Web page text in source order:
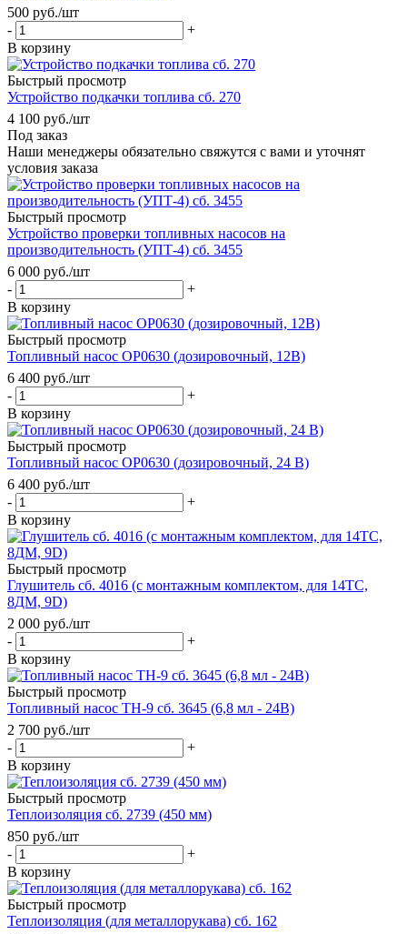
500 руб./шт
-
+
В корзину
Быстрый просмотр
Устройство подкачки топлива сб. 270
4 100 руб./шт
Под заказ
Наши менеджеры обязательно свяжутся с вами и уточнят
условия заказа
Быстрый просмотр
Устройство проверки топливных насосов на
производительность (УПТ-4) сб. 3455
6 000 руб./шт
-
+
В корзину
Быстрый просмотр
Топливный насос ОР0630 (дозировочный, 12В)
6 400 руб./шт
-
+
В корзину
Быстрый просмотр
Топливный насос ОР0630 (дозировочный, 24 В)
6 400 руб./шт
-
+
В корзину
Быстрый просмотр
Глушитель сб. 4016 (с монтажным комплектом, для 14ТС,
8ДМ, 9D)
2 000 руб./шт
-
+
В корзину
Быстрый просмотр
Топливный насос ТН-9 сб. 3645 (6,8 мл - 24В)
2 700 руб./шт
-
+
В корзину
Быстрый просмотр
Теплоизоляция сб. 2739 (450 мм)
850 руб./шт
-
+
В корзину
Быстрый просмотр
Теплоизоляция (для металлорукава) сб. 162